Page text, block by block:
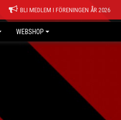
BLI MEDLEM I FÖRENINGEN ÅR 2026
WEBSHOP